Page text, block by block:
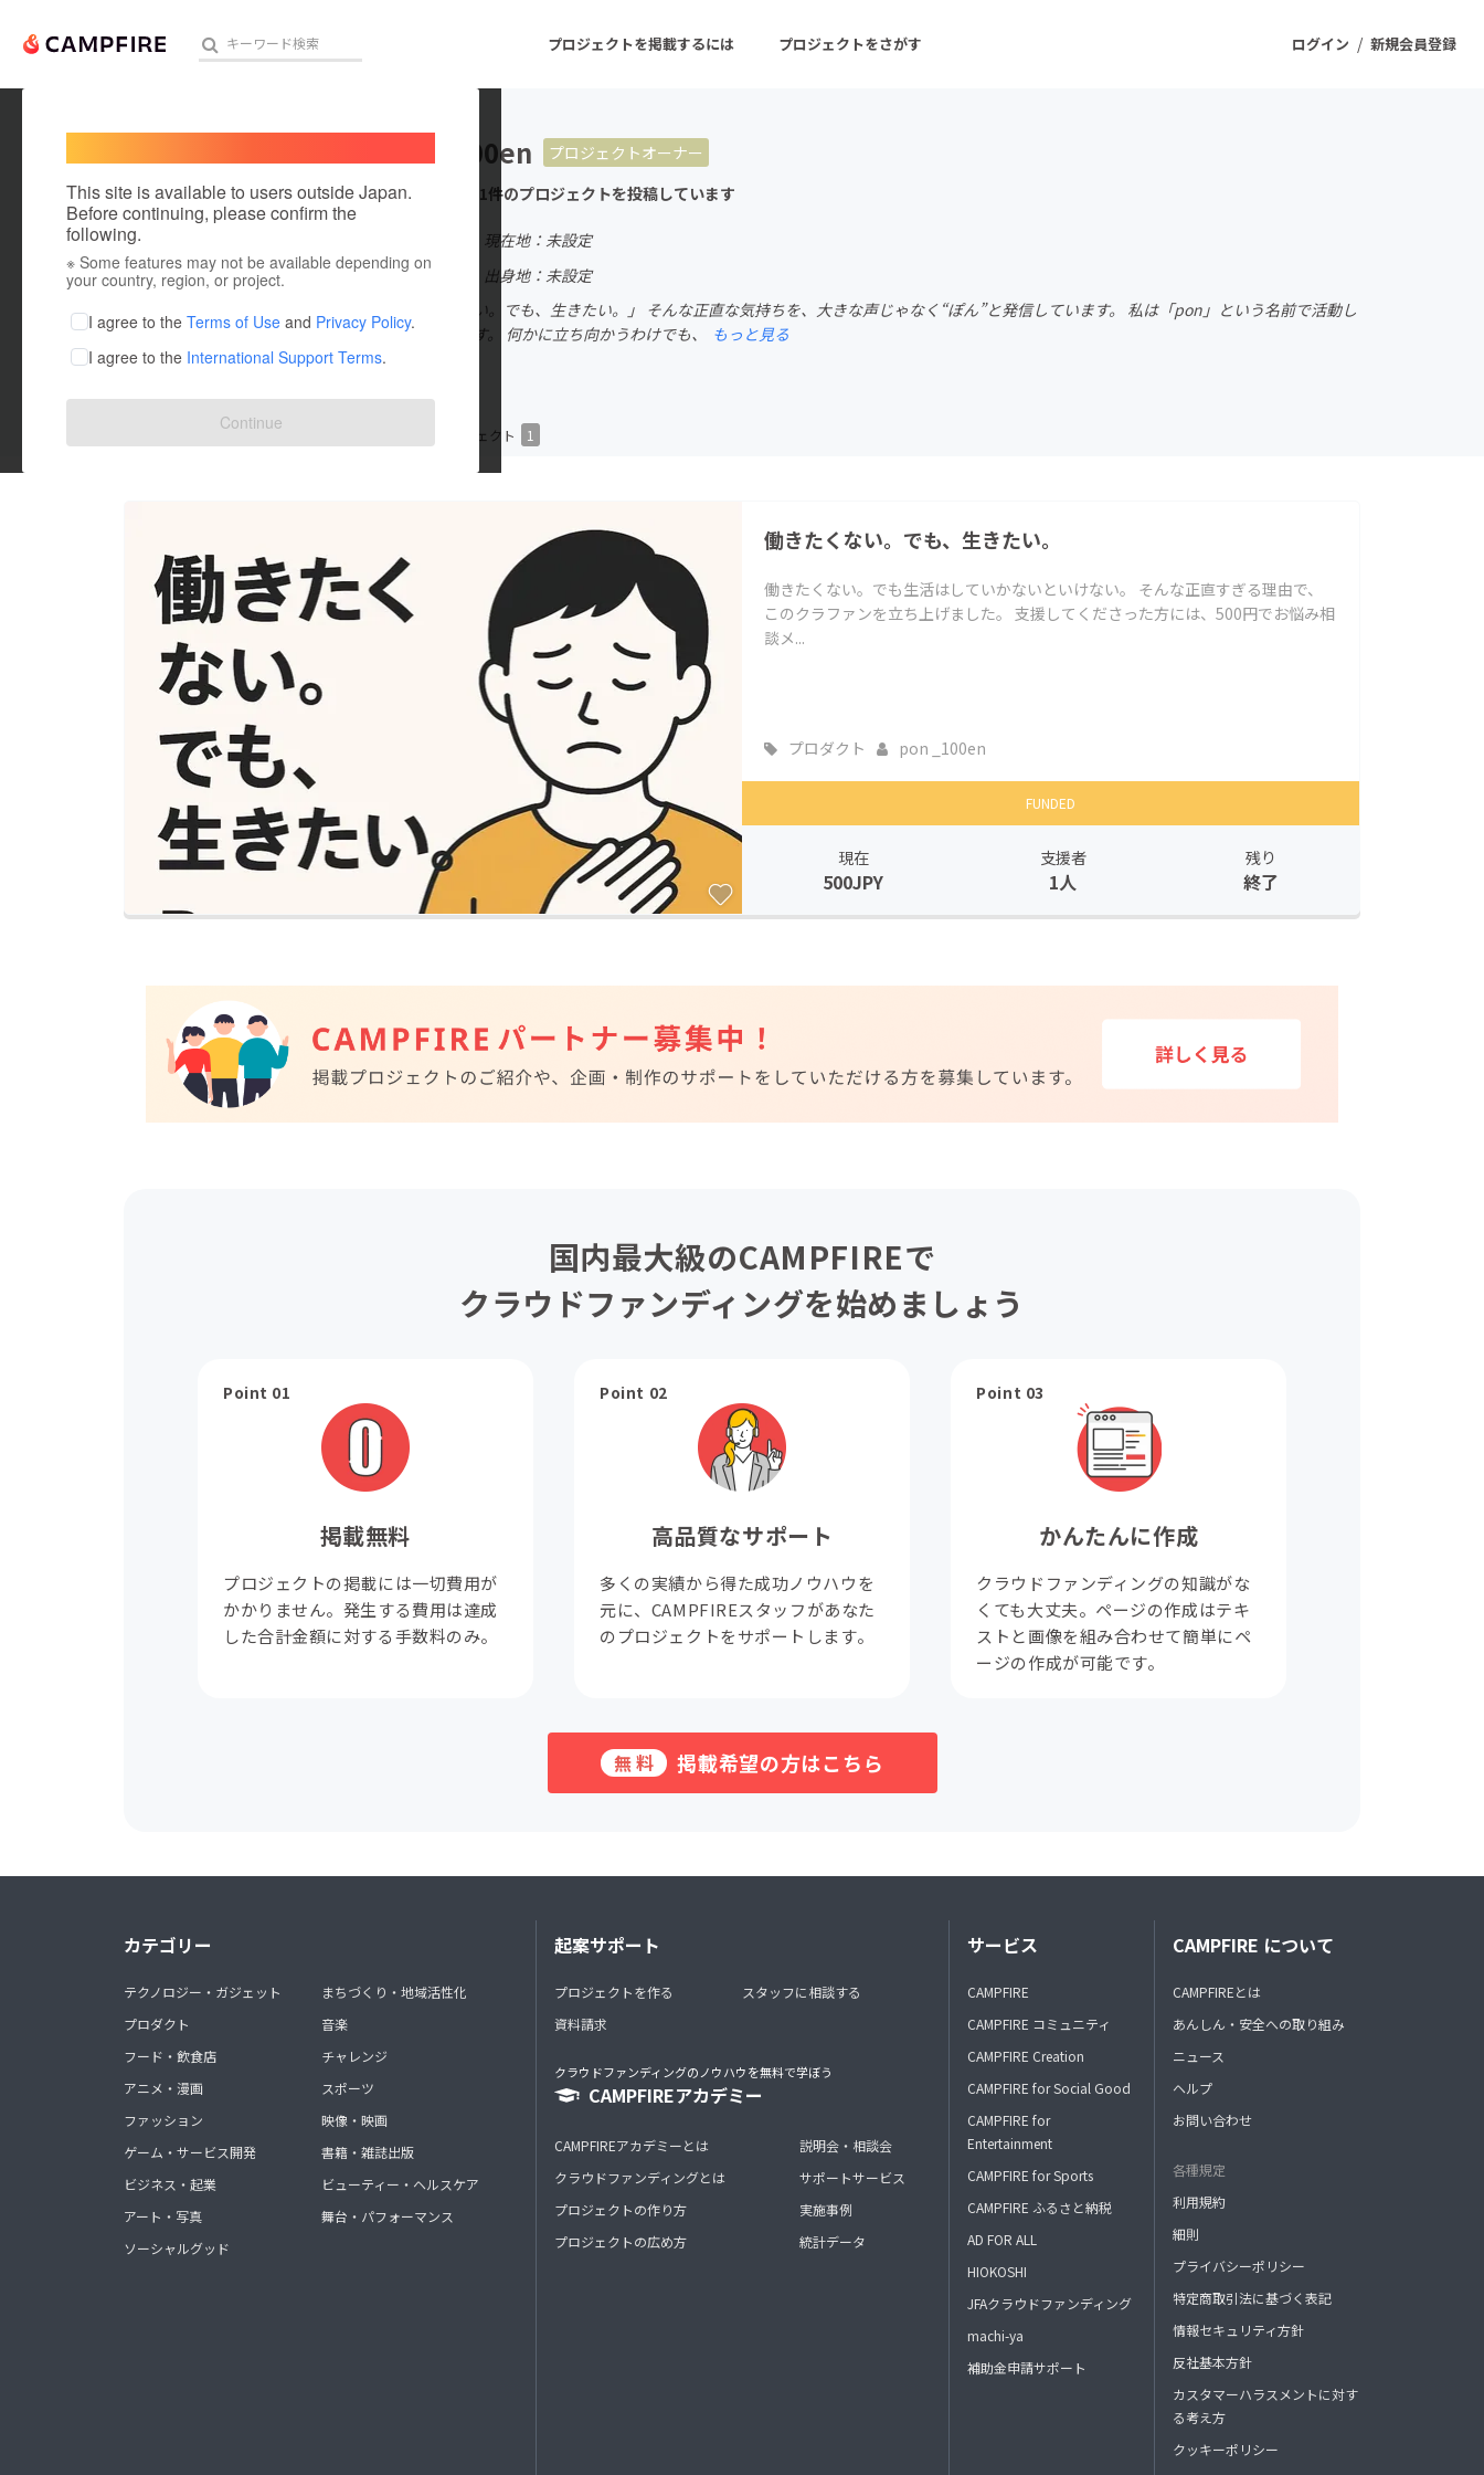
ログイン / 新規会員登録
プロジェクトを掲載するには プロジェクトをさがす
人気のプロジェクト 注目のリターン 注目の新着プロジェクト
アート・写真 音楽
テクノロジー・ガジェット
ゲーム・サービス開発 フード・飲食店
ファッション
映像・映画
ビジネス・起業
まちづくり・地域活性化
CAMPFIRE for Social Good
CAMPFIRE Creation
CAMPFIREふるさと納税
This site is available to users outside Japan.
Before continuing, please confirm the
following.
※ Some features may not be available depending on
your country, region, or project.
I agree to the Terms of Use and Privacy Policy.
I agree to the International Support Terms.
Continue
pon _100en
プロジェクトオーナー
これまでに1件のプロジェクトを投稿しています
現在地：未設定
出身国：日本
出身地：未設定
「働きたくない。でも、生きたい。」 そんな正直な気持ちを、大きな声じゃなく“ぽん”と発信しています。 私は「pon」という名前で活動し
ている個人です。 何かに立ち向かうわけでも、
もっと見る
プロジェクト プロジェクト 1
働きたくない。でも、生きたい。
働きたくない。でも生活はしていかないといけない。 そんな正直すぎる理由で、
このクラファンを立ち上げました。 支援してくださった方には、500円でお悩み相
談メ...
プロダクト pon _100en
FUNDED
現在
500JPY
支援者
1人
残り
終了
国内最大級のCAMPFIREで
クラウドファンディングを始めましょう
Point 01
掲載無料
プロジェクトの掲載には一切費用が
かかりません。発生する費用は達成
した合計金額に対する手数料のみ。
Point 02
高品質なサポート
多くの実績から得た成功ノウハウを
元に、CAMPFIREスタッフがあなた
のプロジェクトをサポートします。
Point 03
かんたんに作成
クラウドファンディングの知識がな
くても大丈夫。ページの作成はテキ
ストと画像を組み合わせて簡単にペ
ージの作成が可能です。
無料 掲載希望の方はこちら
カテゴリー
テクノロジー・ガジェット
プロダクト
フード・飲食店
アニメ・漫画
ファッション
ゲーム・サービス開発
ビジネス・起業
アート・写真
ソーシャルグッド
まちづくり・地域活性化
音楽
チャレンジ
スポーツ
映像・映画
書籍・雑誌出版
ビューティー・ヘルスケア
舞台・パフォーマンス
起案サポート
プロジェクトを作る
資料請求
スタッフに相談する
クラウドファンディングのノウハウを無料で学ぼう
CAMPFIREアカデミー
CAMPFIREアカデミーとは
クラウドファンディングとは
プロジェクトの作り方
プロジェクトの広め方
説明会・相談会
サポートサービス
実施事例
統計データ
サービス
CAMPFIRE
CAMPFIRE コミュニティ
CAMPFIRE Creation
CAMPFIRE for Social Good
CAMPFIRE for
Entertainment
CAMPFIRE for Sports
CAMPFIRE ふるさと納税
AD FOR ALL
HIOKOSHI
JFAクラウドファンディング
machi-ya
補助金申請サポート
CAMPFIRE について
CAMPFIREとは
あんしん・安全への取り組み
ニュース
ヘルプ
お問い合わせ
各種規定
利用規約
細則
プライバシーポリシー
特定商取引法に基づく表記
情報セキュリティ方針
反社基本方針
カスタマーハラスメントに対す
る考え方
クッキーポリシー